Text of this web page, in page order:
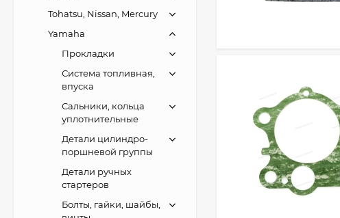
Tohatsu, Nissan, Mercury
Yamaha
Прокладки
Система топливная,
впуска
Сальники, кольца
уплотнительные
Детали цилиндро-
поршневой группы
Детали ручных
стартеров
Болты, гайки, шайбы,